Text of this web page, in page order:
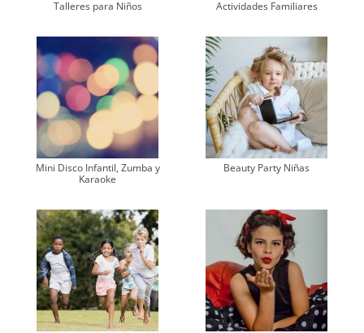
Talleres para Niños Actividades Familiares
Mini Disco Infantil, Zumba y
Karaoke
Beauty Party Niñas